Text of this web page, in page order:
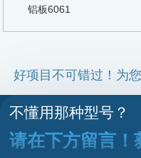
铝板6061
好项目不可错过！为
不懂用那种型号？
请在下方留言！